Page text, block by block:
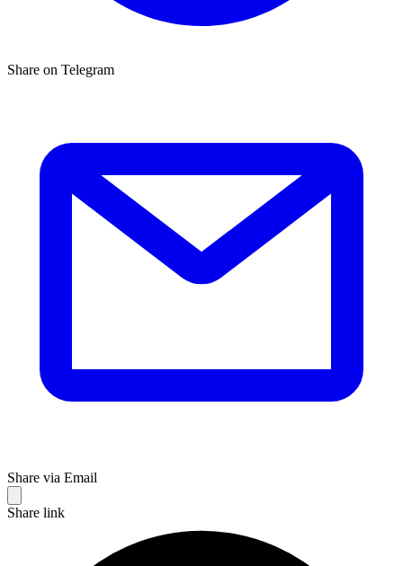
Share on Telegram
Share via Email
Share link